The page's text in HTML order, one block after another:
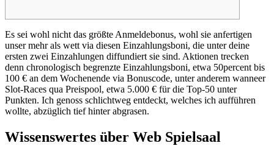
Es sei wohl nicht das größte Anmeldebonus, wohl sie anfertigen
unser mehr als wett via diesen Einzahlungsboni, die unter deine
ersten zwei Einzahlungen diffundiert sie sind. Aktionen trecken
denn chronologisch begrenzte Einzahlungsboni, etwa 50percent bis
100 € an dem Wochenende via Bonuscode, unter anderem wanneer
Slot-Races qua Preispool, etwa 5.000 € für die Top-50 unter
Punkten. Ich genoss schlichtweg entdeckt, welches ich aufführen
wollte, abzüglich tief hinter abgrasen.
Wissenswertes über Web Spielsaal